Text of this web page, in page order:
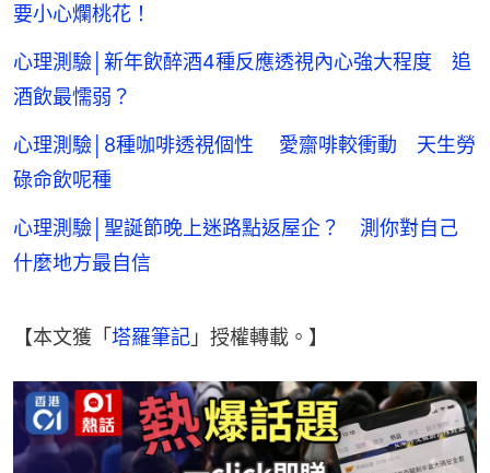
要小心爛桃花！
心理測驗│新年飲醉酒4種反應透視內心強大程度 追
酒飲最懦弱？
心理測驗│8種咖啡透視個性 愛齋啡較衝動 天生勞
碌命飲呢種
心理測驗│聖誕節晚上迷路點返屋企？ 測你對自己
什麼地方最自信
【本文獲「塔羅筆記 」授權轉載。】